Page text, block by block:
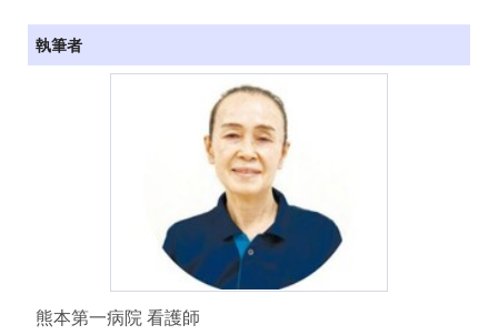
執筆者
熊本第一病院 看護師